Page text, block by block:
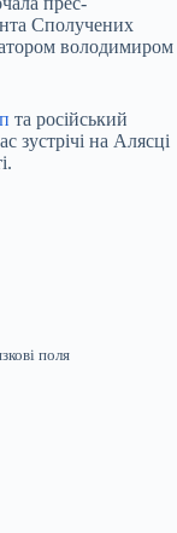
Сполучених
володимиром
та російський
зустрічі на Алясці
поля